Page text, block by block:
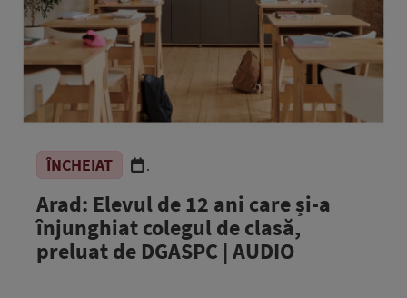
ÎNCHEIAT .
Arad: Elevul de 12 ani care și-a
înjunghiat colegul de clasă,
preluat de DGASPC | AUDIO
ASCULTĂ
LIVE